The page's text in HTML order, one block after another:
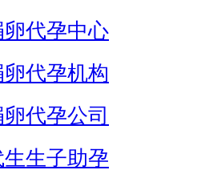
卵代孕中心
卵代孕机构
代孕公司
生子助孕